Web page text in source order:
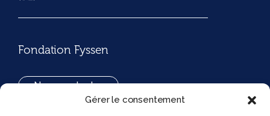
Gérer le consentement
Fondation Fyssen
Nous contacter